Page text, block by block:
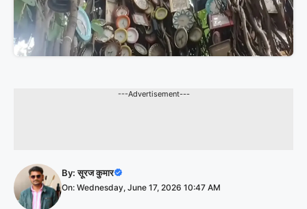
---Advertisement---
By:सूरज कुमार
On: Wednesday, June 17, 2026 10:47 AM